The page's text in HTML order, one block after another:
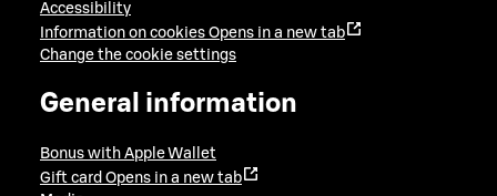
Accessibility
Information on cookies Opens in a new tab
Change the cookie settings
General information
Bonus with Apple Wallet
Gift card Opens in a new tab